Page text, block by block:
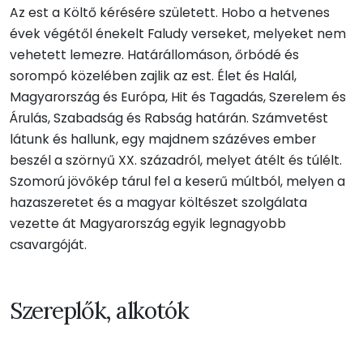
Az est a Költő kérésére született. Hobo a hetvenes
évek végétől énekelt Faludy verseket, melyeket nem
vehetett lemezre. Határállomáson, őrbódé és
sorompó közelében zajlik az est. Élet és Halál,
Magyarország és Európa, Hit és Tagadás, Szerelem és
Árulás, Szabadság és Rabság határán. Számvetést
látunk és hallunk, egy majdnem százéves ember
beszél a szörnyű XX. századról, melyet átélt és túlélt.
Szomorú jövőkép tárul fel a keserű múltból, melyen a
hazaszeretet és a magyar költészet szolgálata
vezette át Magyarország egyik legnagyobb
csavargóját.
Szereplők, alkotók